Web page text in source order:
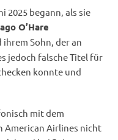
2025 begann, als sie
O’Hare
Sohn, der an
jedoch falsche Titel für
konnte und
mit dem
American Airlines nicht